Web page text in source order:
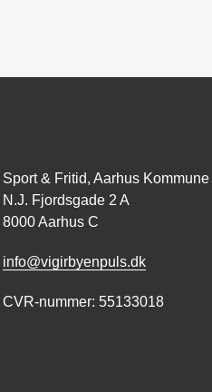
Sport & Fritid, Aarhus Kommune
N.J. Fjordsgade 2 A
8000 Aarhus C
info@vigirbyenpuls.dk
CVR-nummer: 55133018